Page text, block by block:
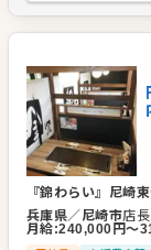
『錦わらい』尼崎
兵庫県／尼崎市店
月給:240,000 円〜